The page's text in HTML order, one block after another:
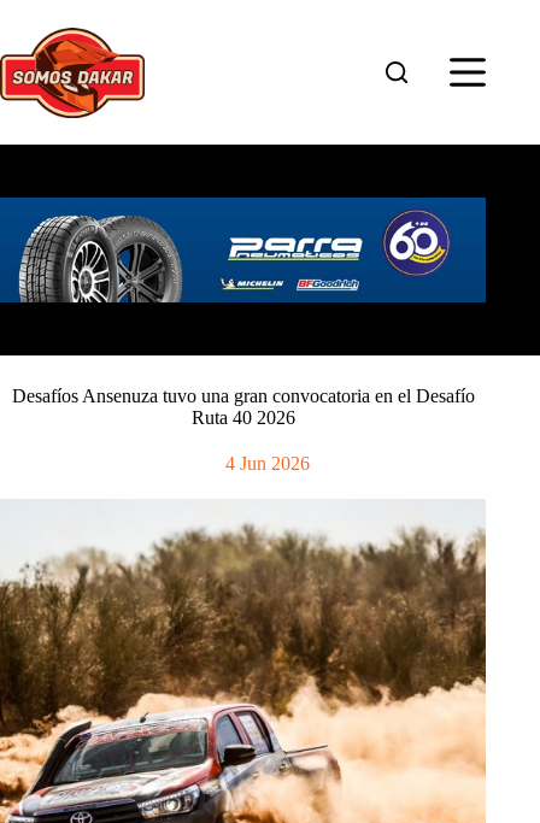
contenido
Desafíos Ansenuza tuvo una gran convocatoria en el Desafío
Ruta 40 2026
4 Jun 2026